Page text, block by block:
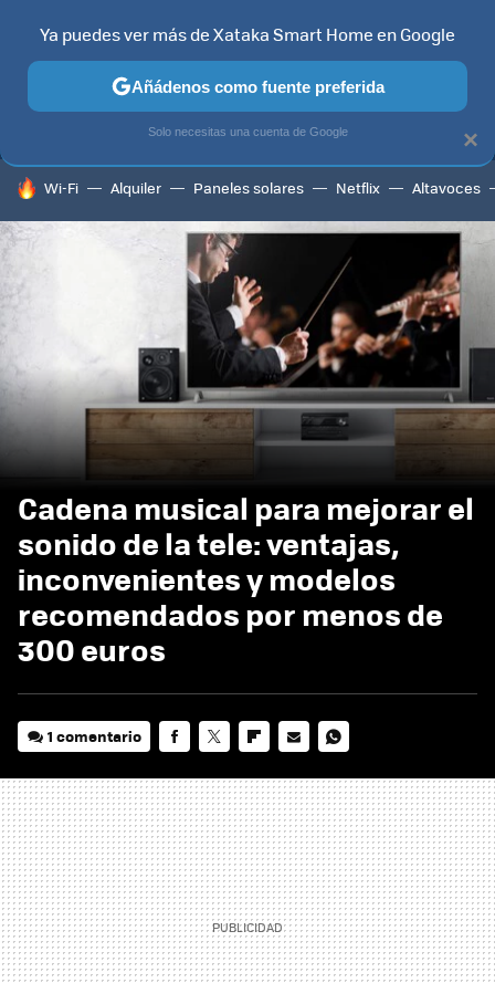
MENÚ NUEVO
CONTENIDOS SMART TV
HOY SE HABLA DE
Wi-Fi Alquiler Paneles solares Netflix Altavoces
Cadena musical para mejorar el
sonido de la tele: ventajas,
inconvenientes y modelos
recomendados por menos de
300 euros
1 comentario
MAIL
×
Ya puedes ver más de Xataka Smart Home en Google
Añádenos como fuente preferida
Solo necesitas una cuenta de Google